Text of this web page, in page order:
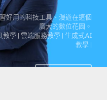
點擊這裡